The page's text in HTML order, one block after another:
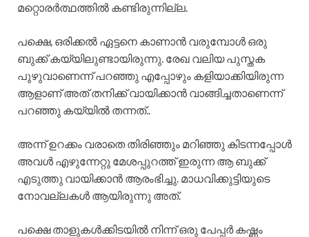
മറ്റൊരർത്ഥത്തിൽ കണ്ടിരുന്നില്ല.
പക്ഷെ, ഒരിക്കൽ ഏട്ടനെ കാണാൻ വരുമ്പോൾ ഒരു
ബുക്ക് കയ്യിലുണ്ടായിരുന്നു. രേഖ വലിയ പുസ്തക
പുഴുവാണെന്ന് പറഞ്ഞു എപ്പോഴും കളിയാക്കിയിരുന്ന
ആളാണ് അത് തനിക്ക് വായിക്കാൻ വാങ്ങിച്ചതാണെന്ന്
പറഞ്ഞു കയ്യിൽ തന്നത്..
അന്ന് ഉറക്കം വരാതെ തിരിഞ്ഞും മറിഞ്ഞു കിടന്നപ്പോൾ
അവൾ എഴുന്നേറ്റു മേശപ്പുറത്ത് ഇരുന്ന ആ ബുക്ക്‌
എടുത്തു വായിക്കാൻ ആരംഭിച്ചു. മാധവിക്കുട്ടിയുടെ
നോവല്ലകൾ ആയിരുന്നു അത്.
പക്ഷെ താളുകൾക്കിടയിൽ നിന്ന് ഒരു പേപ്പർ കഷ്ണം